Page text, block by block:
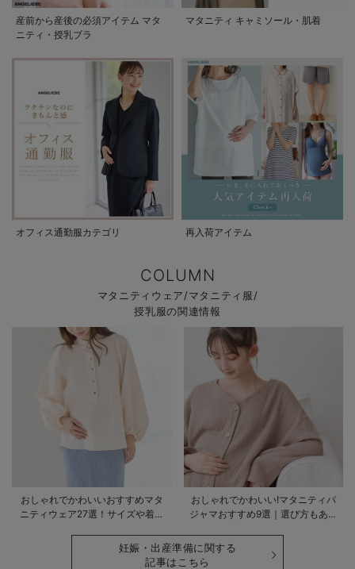
産前から産後の必須アイテム マタ
ニティ・授乳ブラ
マタニティ キャミソール・肌着
オフィス通勤服カテゴリ 再入荷アイテム
COLUMN
マタニティウェア/マタニティ服/
授乳服の関連情報
おしゃれでかわいいおすすめマタ
ニティウェア27選！サイズや着る
おしゃれでかわいい!マタニティパ
ジャマおすすめ9選｜選び方もあわ
妊娠・出産準備に関する
記事はこちら